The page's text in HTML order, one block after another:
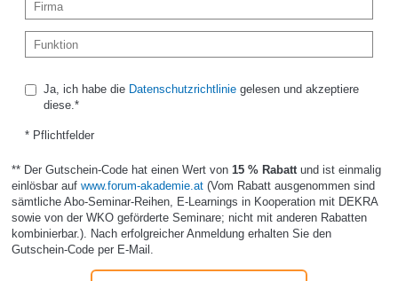
Ja, ich habe die Datenschutzrichtliniegelesen und akzeptiere
diese.*
* Pflichtfelder
** Der Gutschein-Code hat einen Wert von 15 % Rabatt und ist einmalig
einlösbar auf www.forum-akademie.at(Vom Rabatt ausgenommen sind
sämtliche Abo-Seminar-Reihen, E-Learnings in Kooperation mit DEKRA
sowie von der WKO geförderte Seminare; nicht mit anderen Rabatten
kombinierbar.). Nach erfolgreicher Anmeldung erhalten Sie den
Gutschein-Code per E-Mail.